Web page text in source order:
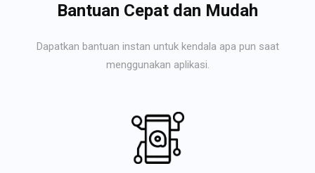
Bantuan Cepat dan Mudah
Dapatkan bantuan instan untuk kendala apa pun saat
menggunakan aplikasi.